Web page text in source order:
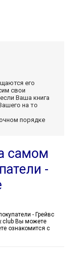
его
свои
Ваша книга
на то
порядке
самом
-
- Грейвс
Вы можете
ознакомится с